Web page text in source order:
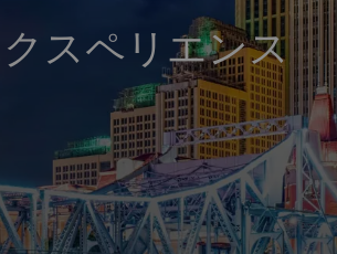
スペリエンス